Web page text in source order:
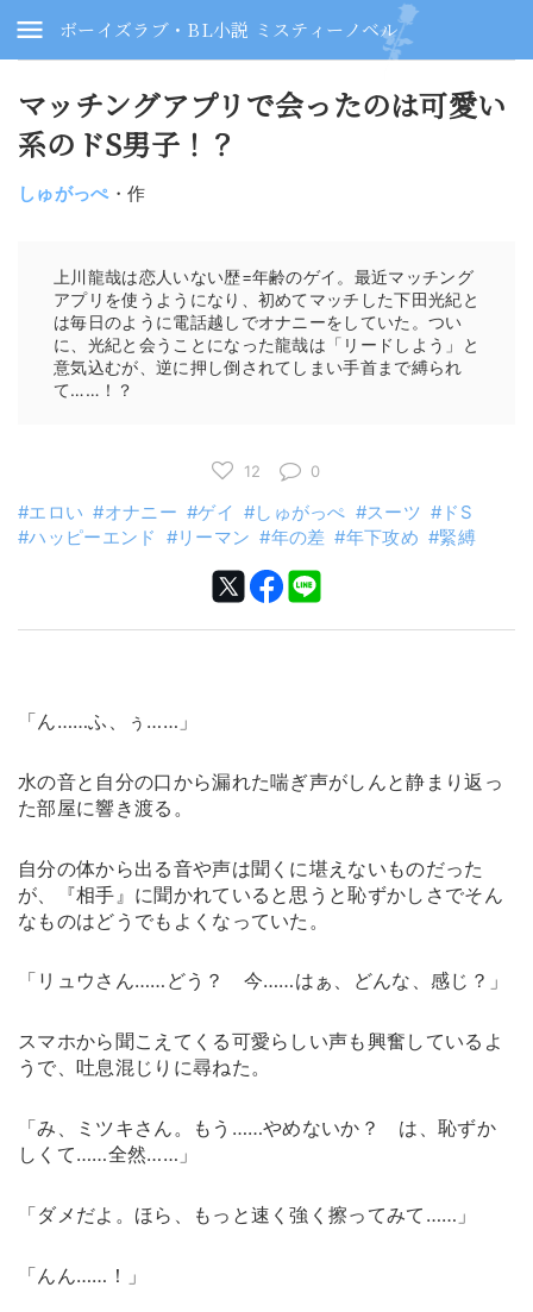
ボーイズラブ・BL小説 ミスティーノベル
マッチングアプリで会ったのは可愛い
系のドS男子！？
しゅがっぺ・作
上川龍哉は恋人いない歴=年齢のゲイ。最近マッチング
アプリを使うようになり、初めてマッチした下田光紀と
は毎日のように電話越しでオナニーをしていた。つい
に、光紀と会うことになった龍哉は「リードしよう」と
意気込むが、逆に押し倒されてしまい手首まで縛られ
て……！？
12 0
エロい オナニー ゲイ しゅがっぺ スーツ
ドS
ハッピーエンド
リーマン 年の差 年下攻め 緊縛
「ん……ふ、ぅ……」
水の音と自分の口から漏れた喘ぎ声がしんと静まり返っ
た部屋に響き渡る。
自分の体から出る音や声は聞くに堪えないものだった
が、『相手』に聞かれていると思うと恥ずかしさでそん
なものはどうでもよくなっていた。
「リュウさん……どう？ 今……はぁ、どんな、感じ？」
スマホから聞こえてくる可愛らしい声も興奮しているよ
うで、吐息混じりに尋ねた。
「み、ミツキさん。もう……やめないか？ は、恥ずか
しくて……全然……」
「ダメだよ。ほら、もっと速く強く擦ってみて……」
「んん……！」